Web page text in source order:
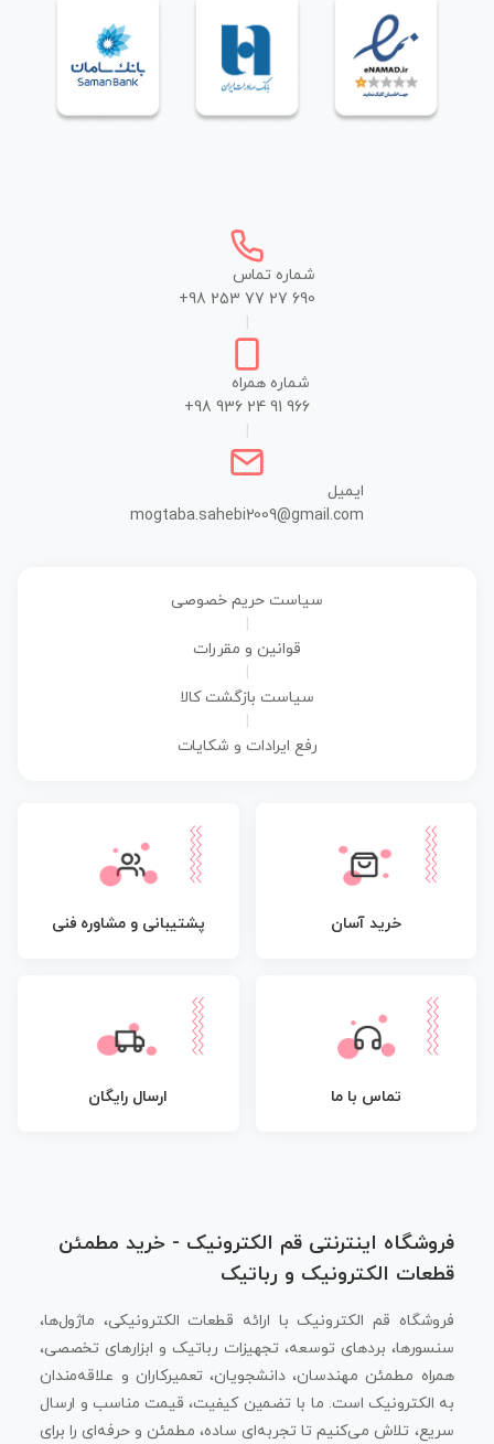
شماره تماس
+98 253 77 27 690
شماره همراه
+98 936 24 91 966
ایمیل
mogtaba.sahebi2009@gmail.com
سیاست حریم خصوصی
قوانین و مقررات
سیاست بازگشت کالا
رفع ایرادات و شکایات
خرید آسان پشتیبانی و مشاوره فنی
تماس با ما ارسال رایگان
فروشگاه اینترنتی قم الکترونیک - خرید مطمئن
قطعات الکترونیک و رباتیک
فروشگاه قم الکترونیک با ارائه قطعات الکترونیکی، ماژول‌ها،
سنسورها، بردهای توسعه، تجهیزات رباتیک و ابزارهای تخصصی،
همراه مطمئن مهندسان، دانشجویان، تعمیرکاران و علاقه‌مندان
به الکترونیک است. ما با تضمین کیفیت، قیمت مناسب و ارسال
سریع، تلاش می‌کنیم تا تجربه‌ای ساده، مطمئن و حرفه‌ای را برای